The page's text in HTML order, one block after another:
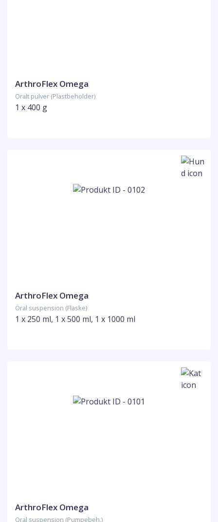
ArthroFlex Omega
Oralt pulver (Plastbeholder)
1 x 400 g
ArthroFlex Omega
Oral suspension (Flaske)
1 x 250 ml, 1 x 500 ml, 1 x 1000 ml
ArthroFlex Omega
Oral suspension (Pumpebeh.)